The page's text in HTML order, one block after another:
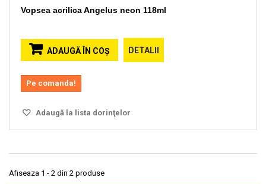
Vopsea acrilica Angelus neon 118ml
ADAUGĂ ÎN COŞ DETALII
Pe comanda!
Adaugă la lista dorinţelor
Afiseaza 1 - 2 din 2 produse